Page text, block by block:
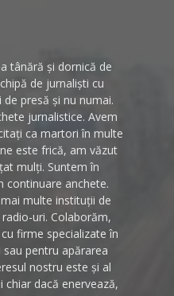
tânără și dornică de
de jurnaliști cu
presă și nu numai.
jurnalistice. Avem
ca martori în multe
este frică, am văzut
mulți. Suntem în
continuare anchete.
multe instituții de
uri. Colaborăm,
firme specializate în
pentru apărarea
nostru este și al
chiar dacă enervează,